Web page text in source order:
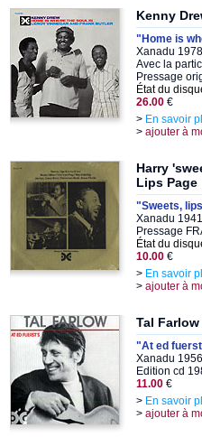
Kenny
"Home is
Xanadu
Avec la
Pressage
État du
26.00 €
> En savoir
> ajouter à
Harry
Lips Page
"Sweets,
Xanadu
Pressage
État du
10.00 €
> En savoir
> ajouter à
Tal Farlow
"At ed
Xanadu
Edition cd
11.00 €
> En savoir
> ajouter à